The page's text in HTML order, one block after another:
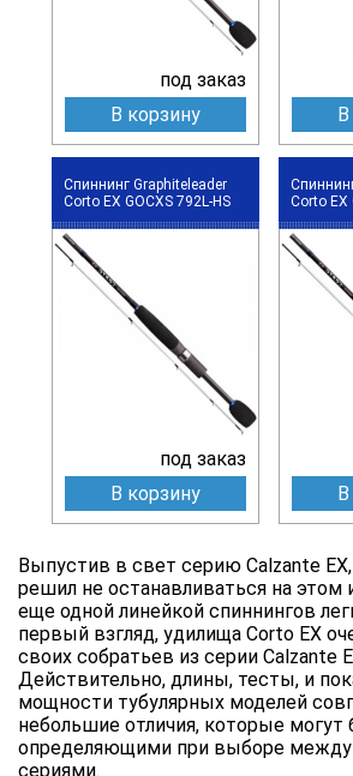
под заказ
В корзину
В
Спиннинг Graphiteleader
Corto EX GOCXS 792L-HS
под заказ
В корзину
Corto EX
В
Выпустив в свет серию Calzante
решил не останавливаться на этом
еще одной линейкой спиннингов
первый взгляд, удилища Corto EX
своих собратьев из серии Calzante
Действительно, длины, тесты, и
мощности тубулярных моделей
небольшие отличия, которые могут
определяющими при выборе
сериями.